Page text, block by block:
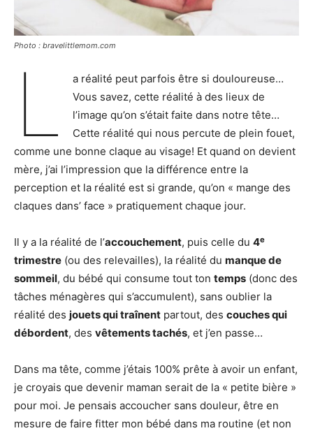
Photo : bravelittlemom.com
L
a réalité peut parfois être si douloureuse…
Vous savez, cette réalité à des lieux de
l’image qu’on s’était faite dans notre tête…
Cette réalité qui nous percute de plein fouet,
comme une bonne claque au visage! Et quand on devient
mère, j’ai l’impression que la différence entre la
perception et la réalité est si grande, qu’on « mange des
claques dans’ face » pratiquement chaque jour.
Il y a la réalité de l’accouchement, puis celle du 4e
trimestre (ou des relevailles), la réalité du manque de
sommeil, du bébé qui consume tout ton temps (donc des
tâches ménagères qui s’accumulent), sans oublier la
réalité des jouets qui traînent partout, des couches qui
débordent, des vêtements tachés, et j’en passe…
Dans ma tête, comme j’étais 100% prête à avoir un enfant,
je croyais que devenir maman serait de la « petite bière »
pour moi. Je pensais accoucher sans douleur, être en
mesure de faire fitter mon bébé dans ma routine (et non